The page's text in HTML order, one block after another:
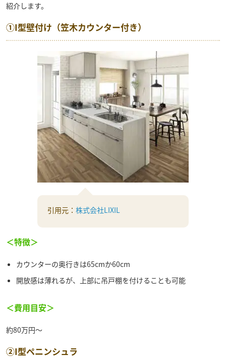
紹介します。
①I型壁付け（笠木カウンター付き）
引用元： 株式会社LIXIL
＜特徴＞
カウンターの奥行きは65cmか60cm
開放感は薄れるが、上部に吊戸棚を付けることも可能
＜費用目安＞
約80万円～
②I型ペニンシュラ